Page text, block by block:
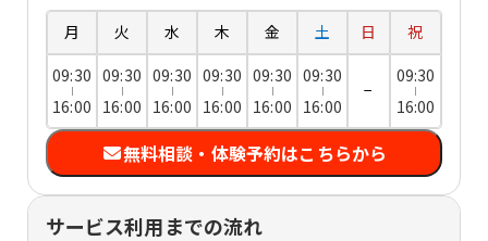
月 火 水 木 金 土 日
祝
09:30
16:00
09:30
16:00
09:30
16:00
09:30
16:00
09:30
16:00
09:30
16:00
−
09:30
16:00
無料相談・体験予約はこちらから
サービス利用までの流れ